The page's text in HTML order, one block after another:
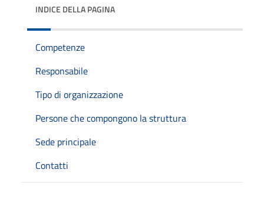
INDICE DELLA PAGINA
Competenze
Responsabile
Tipo di organizzazione
Persone che compongono la struttura
Sede principale
Contatti